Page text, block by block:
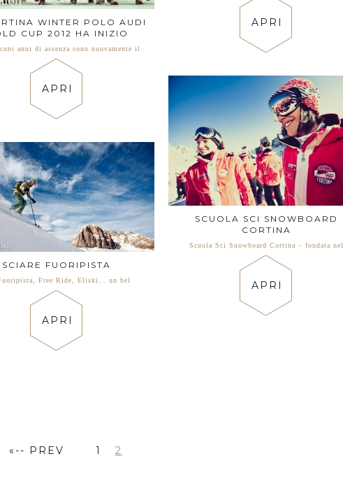
APRI
WINTER POLO AUDI
CUP 2012 HA INIZIO
anni di assenza sono nuovamente il
APRI
SCUOLA SCI SNOWBOARD
CORTINA
Scuola Sci Snowboard Cortina – fondata nel
APRI
SCIARE FUORIPISTA
Free Ride, Eliski… un bel
APRI
«-- PREV 1 2